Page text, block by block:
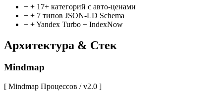
+ + 17+ категорий с авто-ценами
+ + 7 типов JSON-LD Schema
+ + Yandex Turbo + IndexNow
Архитектура & Стек
Mindmap
[ Mindmap Процессов / v2.0 ]